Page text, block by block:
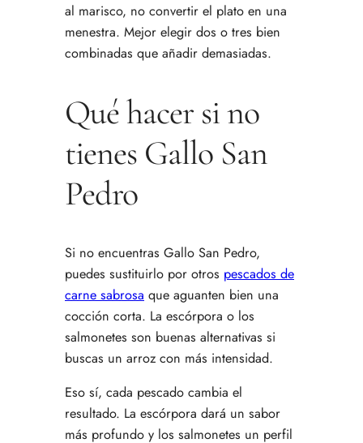
al marisco, no convertir el plato en una
menestra. Mejor elegir dos o tres bien
combinadas que añadir demasiadas.
Qué hacer si no
tienes Gallo San
Pedro
Si no encuentras Gallo San Pedro,
puedes sustituirlo por otros pescados de
carne sabrosa que aguanten bien una
cocción corta. La escórpora o los
salmonetes son buenas alternativas si
buscas un arroz con más intensidad.
Eso sí, cada pescado cambia el
resultado. La escórpora dará un sabor
más profundo y los salmonetes un perfil